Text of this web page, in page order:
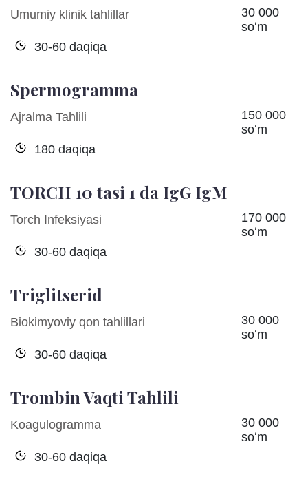
Umumiy klinik tahlillar
30-60 daqiqa
30 000
soʻm
Spermogramma
Ajralma Tahlili
180 daqiqa
150 000
soʻm
TORCH 10 tasi 1 da IgG IgM
Torch Infeksiyasi
30-60 daqiqa
170 000
soʻm
Triglitserid
Biokimyoviy qon tahlillari
30-60 daqiqa
30 000
soʻm
Trombin Vaqti Tahlili
Koagulogramma
30-60 daqiqa
30 000
soʻm